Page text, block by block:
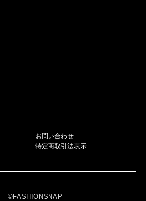
お問い合わせ
特定商取引法表示
©FASHIONSNAP